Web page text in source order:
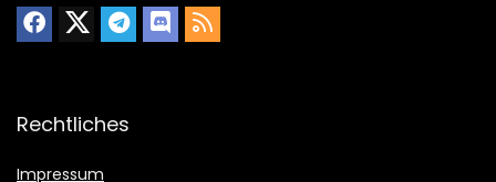
Rechtliches
Impressum